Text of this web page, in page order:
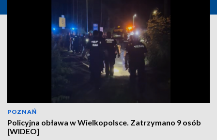
POZNAŃ
Policyjna obława w Wielkopolsce. Zatrzymano 9 osób
[WIDEO]